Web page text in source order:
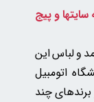
و پیج
و لباس این
اتومبیل
چند